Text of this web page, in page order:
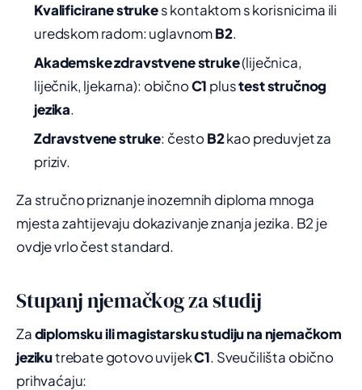
Kvalificirane strukes kontaktom s korisnicima ili
uredskom radom: uglavnomB2.
Akademske zdravstvene struke(liječnica,
liječnik, ljekarna): običnoC1 plustest stručnog
jezika.
Zdravstvene struke: čestoB2kao preduvjet za
priziv.
Za stručno priznanje inozemnih diploma mnoga
mjesta zahtijevaju dokazivanje znanja jezika. B2 je
ovdje vrlo čest standard.
Stupanj njemačkog za studij
Zadiplomsku ili magistarsku studiju na njemačkom
jezikutrebate gotovo uvijekC1. Sveučilišta obično
prihvaćaju: